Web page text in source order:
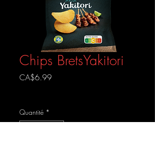
Chips BretsYakitori
CA$6.99Prix
Quantité *